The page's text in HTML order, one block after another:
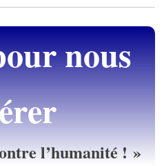
nous
l’humanité ! »